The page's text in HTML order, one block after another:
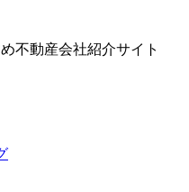
不動産会社紹介サイト